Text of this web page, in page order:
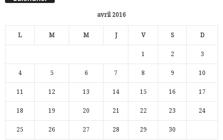
avril 2016
L M M J V S D
1 2 3
4 5 6 7 8 9 10
11 12 13 14 15 16 17
18 19 20 21 22 23 24
25 26 27 28 29 30